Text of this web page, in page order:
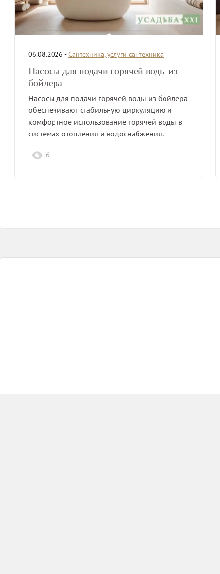
06.08.2026 -Сантехника, услуги сантехника
Насосы для подачи горячей воды из
бойлера
Насосы для подачи горячей воды из бойлера
обеспечивают стабильную циркуляцию и
комфортное использование горячей воды в
системах отопления и водоснабжения.
6